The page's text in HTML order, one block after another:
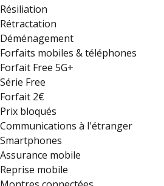
Résiliation
Rétractation
Déménagement
Forfaits mobiles & téléphones
Forfait Free 5G+
Série Free
Forfait 2€
Prix bloqués
Communications à l'étranger
Smartphones
Assurance mobile
Reprise mobile